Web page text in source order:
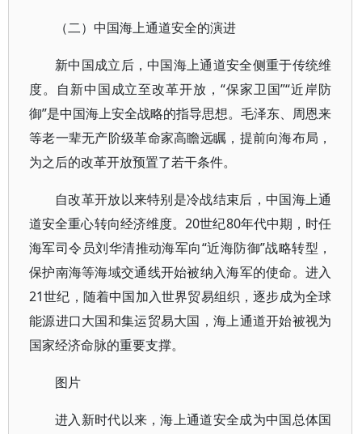
（二）中国海上通道安全的演进
新中国成立后，中国海上通道安全侧重于传统维
度。自新中国成立至改革开放，“保家卫国”“近岸防
御”是中国海上安全战略的指导思想。毛泽东、周恩来
等老一辈无产阶级革命家高瞻远瞩，提前向海布局，
为之后的改革开放预置了若干条件。
自改革开放以来特别是冷战结束后，中国海上通
道安全重心转向经济维度。20世纪80年代中期，时任
海军司令员刘华清推动海军向“近海防御”战略转型，
保护南海等海域交通线开始被纳入海军的使命。进入
21世纪，随着中国加入世界贸易组织，逐步成为全球
能源进口大国和集运贸易大国，海上通道开始被视为
国家经济命脉的重要支撑。
图片
进入新时代以来，海上通道安全成为中国总体国